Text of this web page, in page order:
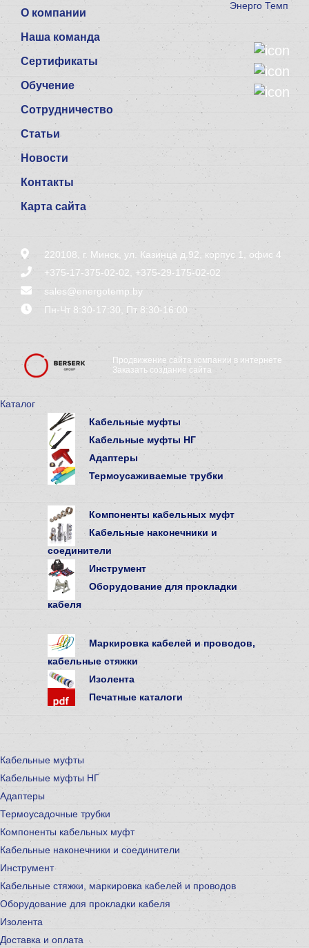
О компании
Наша команда
Сертификаты
Обучение
Сотрудничество
Статьи
Новости
Контакты
Карта сайта
220108, г. Минск, ул. Казинца д.92, корпус 1, офис 4
+375-17-375-02-02, +375-29-175-02-02
sales@energotemp.by
Пн-Чт 8:30-17:30, Пт 8:30-16:00
Продвижение сайта компании в интернете
Заказать создание сайта
Каталог
Кабельные муфты
Кабельные муфты НГ
Адаптеры
Термоусаживаемые трубки
Компоненты кабельных муфт
Кабельные наконечники и
соединители
Инструмент
Оборудование для прокладки
кабеля
Маркировка кабелей и проводов,
кабельные стяжки
Изолента
Печатные каталоги
Кабельные муфты
Кабельные муфты НГ
Адаптеры
Термоусадочные трубки
Компоненты кабельных муфт
Кабельные наконечники и соединители
Инструмент
Кабельные стяжки, маркировка кабелей и проводов
Оборудование для прокладки кабеля
Изолента
Доставка и оплата